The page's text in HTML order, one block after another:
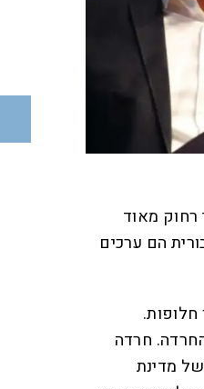
רחוק מאוד
הם ערכים
חלופות.
חרדה
מדינת